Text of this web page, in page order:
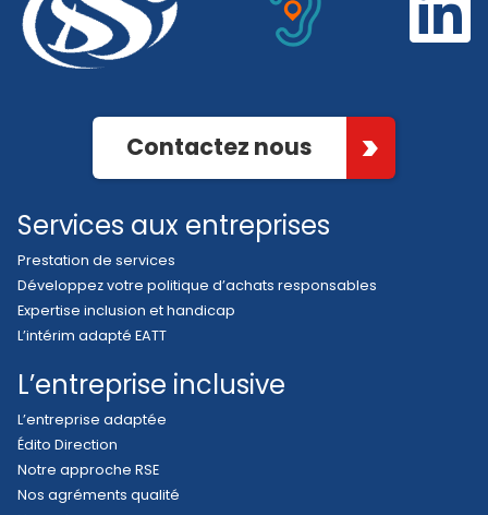
Contactez nous
Services aux entreprises
Prestation de services
Développez votre politique d’achats responsables
Expertise inclusion et handicap
L’intérim adapté EATT
L’entreprise inclusive
L’entreprise adaptée
Édito Direction
Notre approche RSE
Nos agréments qualité